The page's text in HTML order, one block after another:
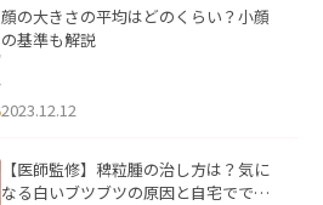
顔の大きさの平均はどのくらい？小顔
の基準も解説
2023.12.12
【医師監修】稗粒腫の治し方は？気に
なる白いブツブツの原因と自宅ででき